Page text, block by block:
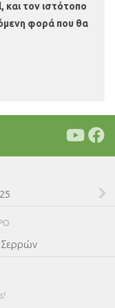
τον ιστότοπο
φορά που θα
Σερρών